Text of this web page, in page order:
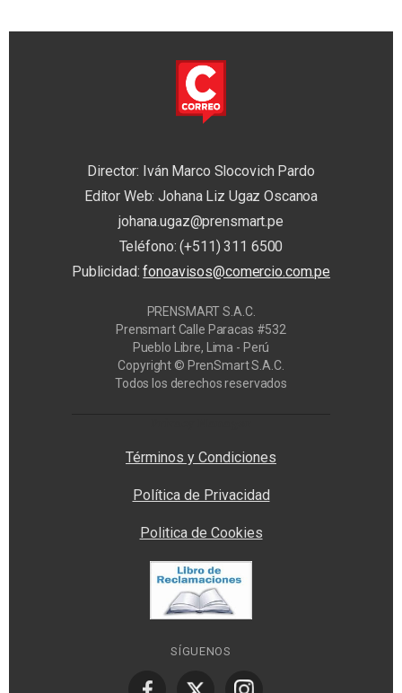
Director: Iván Marco Slocovich Pardo
Editor Web: Johana Liz Ugaz Oscanoa
johana.ugaz@prensmart.pe
Teléfono: (+511) 311 6500
Publicidad:fonoavisos@comercio.com.pe
PRENSMART S.A.C.
Prensmart Calle Paracas #532
Pueblo Libre, Lima - Perú
Copyright © PrenSmart S.A.C.
Todos los derechos reservados
Términos y Condiciones
Política de Privacidad
Politica de Cookies
SÍGUENOS